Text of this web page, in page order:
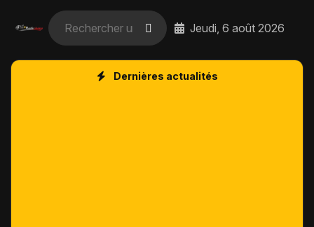
Jeudi, 6 août 2026
Dernières actualités